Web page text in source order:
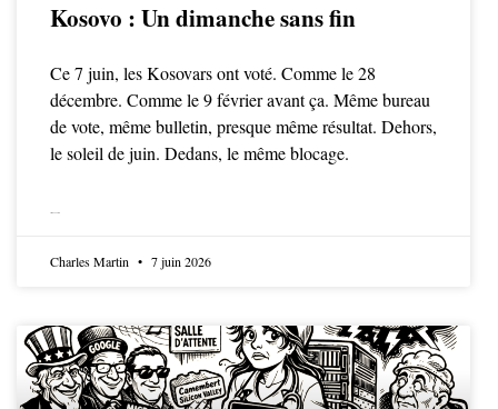
Kosovo : Un dimanche sans fin
Ce 7 juin, les Kosovars ont voté. Comme le 28
décembre. Comme le 9 février avant ça. Même bureau
de vote, même bulletin, presque même résultat. Dehors,
le soleil de juin. Dedans, le même blocage.
Charles Martin 7 juin 2026